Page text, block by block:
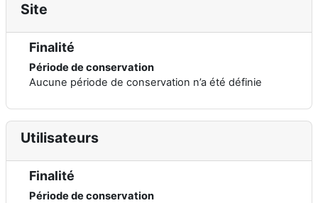
Site
Finalité
Période de conservation
Aucune période de conservation n’a été définie
Utilisateurs
Finalité
Période de conservation